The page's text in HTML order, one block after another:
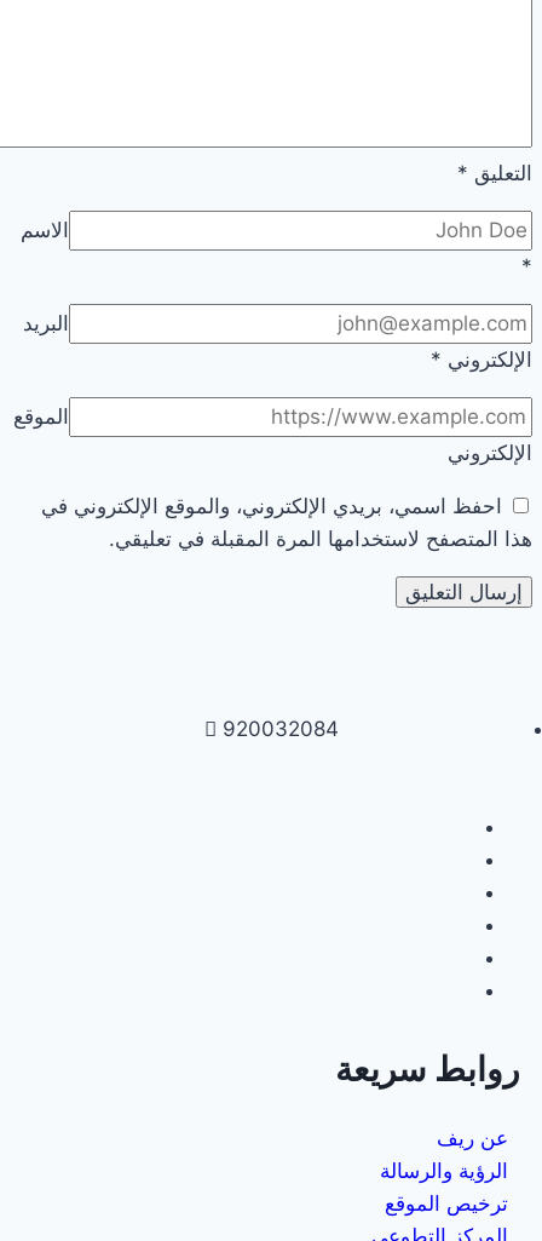
التعليق *
الاسم
*
البريد
الإلكتروني *
الموقع
الإلكتروني
احفظ اسمي، بريدي الإلكتروني، والموقع الإلكتروني في
هذا المتصفح لاستخدامها المرة المقبلة في تعليقي.
920032084
روابط سريعة
عن ريف
الرؤية والرسالة
ترخيص الموقع